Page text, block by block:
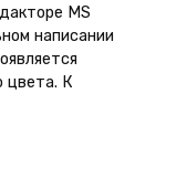
MS
написании
цвета. К